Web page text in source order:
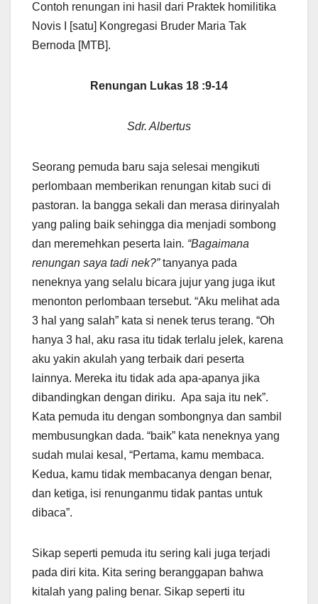
Contoh renungan ini hasil dari Praktek homilitika
Novis I [satu] Kongregasi Bruder Maria Tak
Bernoda [MTB].
Renungan Lukas 18 :9-14
Sdr. Albertus
Seorang pemuda baru saja selesai mengikuti
perlombaan memberikan renungan kitab suci di
pastoran. Ia bangga sekali dan merasa dirinyalah
yang paling baik sehingga dia menjadi sombong
dan meremehkan peserta lain. “Bagaimana
renungan saya tadi nek?”tanyanya pada
neneknya yang selalu bicara jujur yang juga ikut
menonton perlombaan tersebut. “Aku melihat ada
3 hal yang salah” kata si nenek terus terang. “Oh
hanya 3 hal, aku rasa itu tidak terlalu jelek, karena
aku yakin akulah yang terbaik dari peserta
lainnya. Mereka itu tidak ada apa-apanya jika
dibandingkan dengan diriku. Apa saja itu nek”.
Kata pemuda itu dengan sombongnya dan sambil
membusungkan dada. “baik” kata neneknya yang
sudah mulai kesal, “Pertama, kamu membaca.
Kedua, kamu tidak membacanya dengan benar,
dan ketiga, isi renunganmu tidak pantas untuk
dibaca”.
Sikap seperti pemuda itu sering kali juga terjadi
pada diri kita. Kita sering beranggapan bahwa
kitalah yang paling benar. Sikap seperti itu